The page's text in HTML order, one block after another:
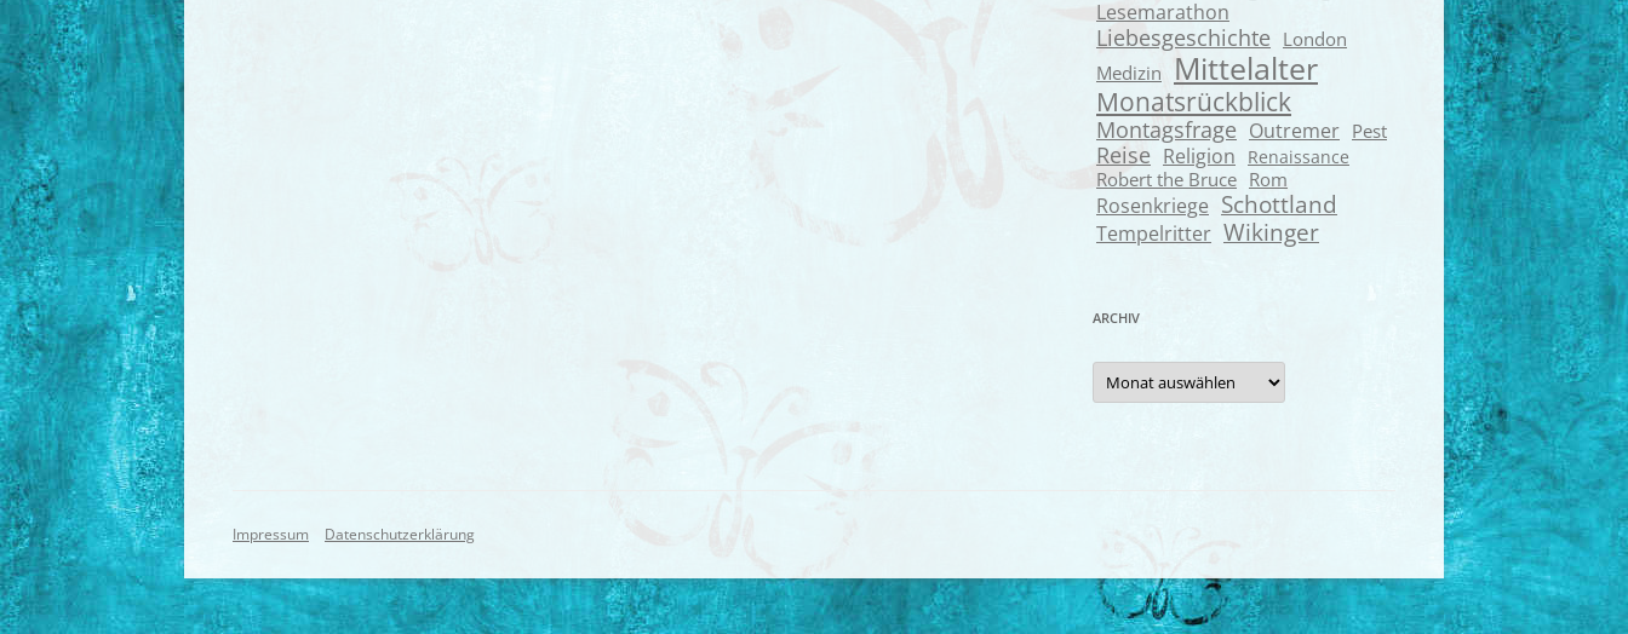
Lesemarathon
Liebesgeschichte London
Medizin
Mittelalter
Monatsrückblick
Montagsfrage Outremer Pest
Reise Religion Renaissance
Robert the Bruce Rom
Rosenkriege Schottland
Tempelritter Wikinger
ARCHIV
Archiv
Impressum Datenschutzerklärung